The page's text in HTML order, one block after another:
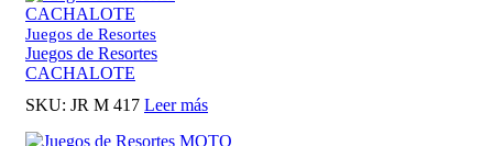
Juegos de Resortes
Juegos de Resortes
CACHALOTE
SKU: JR M 417 Leer más